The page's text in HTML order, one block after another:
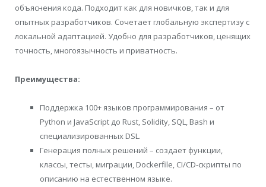
объяснения кода. Подходит как для новичков, так и для
опытных разработчиков. Сочетает глобальную экспертизу с
локальной адаптацией. Удобно для разработчиков, ценящих
точность, многоязычность и приватность.
Преимущества:
Поддержка 100+ языков программирования – от
Python и JavaScript до Rust, Solidity, SQL, Bash и
специализированных DSL.
Генерация полных решений – создает функции,
классы, тесты, миграции, Dockerfile, CI/CD-скрипты по
описанию на естественном языке.